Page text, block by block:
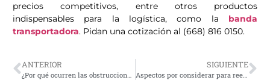
precios competitivos, entre otros productos
indispensables para la logística, como la banda
transportadora. Pidan una cotización al (668) 816 0150.
ANTERIOR SIGUIENTE
Aspectos por considerar para reemplazar básculas camioneras